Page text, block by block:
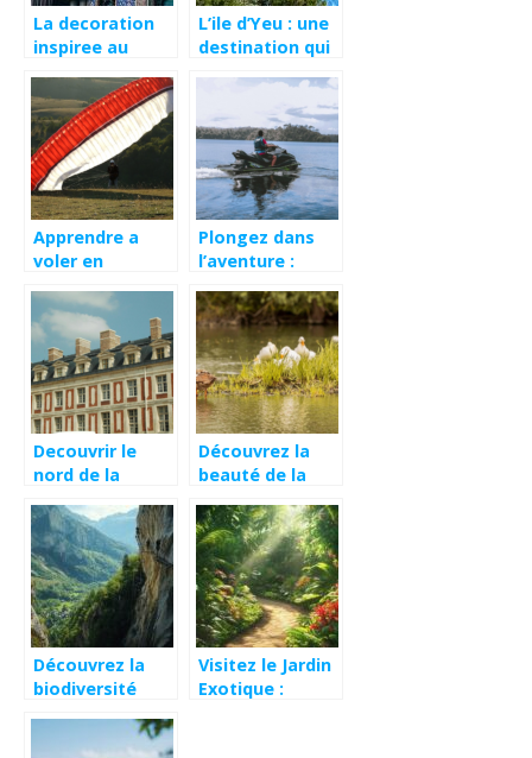
La decoration
inspiree au
touche
d’originalite
L’ile d’Yeu : une
destination qui
bon nombre
d’activites !
Apprendre a
voler en
tout ce qu’il
faut savoir !
Plongez dans
l’aventure :
ski a Dubaï
Decouvrir le
nord de la
astuces pour
une aventure
inoubliable
Découvrez la
beauté de la
safari 4×4
Découvrez la
biodiversité
autour de la via-
Visitez le Jardin
Exotique :